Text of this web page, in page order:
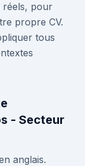
réels, pour
propre CV.
tous
- Secteur
anglais.